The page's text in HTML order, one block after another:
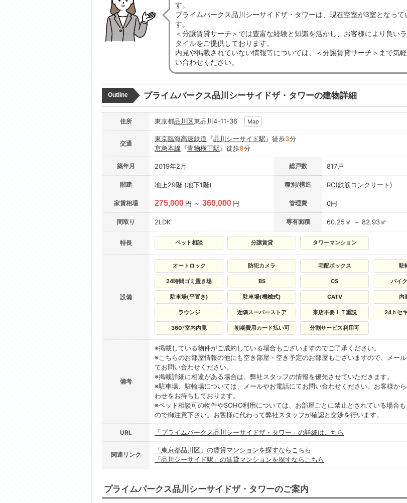
す。
プライムパークス品川シーサイドザ・タワーは、現在空室が3室となって
す。
＜分譲賃貸サーチ＞では豊富な経験と知識を活かし、お客様により良い
タイルをご提供しております。
内見や掲載されていない情報等については、＜分譲賃貸サーチ＞まで気
い合わせください。
Outline プライムパークス品川シーサイドザ・タワーの建物詳細
住所 東京都品川区東品川4-11-36 Map
交通
東京臨海高速鉄道 『品川シーサイド駅 』徒歩3分
京急本線 『青物横丁駅 』徒歩9分
築年月 2019年2月 総戸数 817戸
階建 地上29階 (地下1階) 種別/構造 RC(鉄筋コンクリート)
家賃相場 275,000 円 ～ 360,000 円 管理費 0円
間取り 2LDK 専有面積 60.25㎡ ～ 82.93㎡
特長 ペット相談 分譲賃貸 タワーマンション
設備
オートロック 防犯カメラ 宅配ボックス 駐
24時間ゴミ置き場 BS CS バイ
駐車場(平置き) 駐車場(機械式) CATV 内
ラウンジ 近隣スーパーストア 来店不要ＩＴ重説 24ｈセ
360°室内内見 初期費用カード払い可 分割サービス利用可
備考
※掲載している物件がご成約している場合もございますのでご了承ください。
※こちらのお部屋情報の他にも空き部屋・空き予定のお部屋もございますので、メー
てお問い合わせください。
※掲載詳細に相違がある場合は、弊社スタッフの情報を優先させていただきます。
※駐車場、駐輪場については、メールやお電話にてお問い合わせください。お客様か
わせをお待ちしております。
※ペット相談可の物件やSOHO利用については、お部屋ごとに禁止とされている場合
ので御注意下さい。お客様に代わって弊社スタッフが確認と交渉を行います。
URL 「プライムパークス品川シーサイドザ・タワー」の詳細はこちら
関連リンク
「東京都品川区」の賃貸マンションを探すならこちら
「品川シーサイド駅」の賃貸マンションを探すならこちら
プライムパークス品川シーサイドザ・タワーのご案内